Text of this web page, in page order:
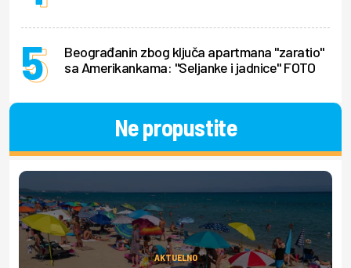
Beograđanin zbog ključa apartmana "zaratio"
sa Amerikankama: "Seljanke i jadnice" FOTO
Ne propustite
AKTUELNO